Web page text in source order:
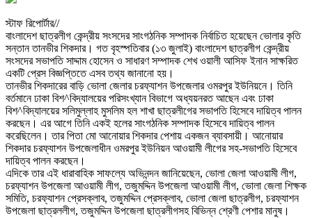
স্টাফ রিপোর্টার//
বাংলাদেশ ছাত্রলীগ কেন্দ্রীয় সংসদের সাংগঠনিক সম্পাদক নির্বাচিত হয়েছেন ভোলার কৃতি
সন্তান তানভীর শিকদার। গত বৃহস্পতিবার (১৩ জুলাই) বাংলাদেশ ছাত্রলীগ কেন্দ্রীয়
সংসদের সভাপতি সাদ্দাম হোসেন ও সাধারণ সম্পাদক শেখ ওয়ালী আসিফ ইনান সাক্ষরিত
একটি প্রেস বিজ্ঞপ্তিতে এসব তথ্য জানানো হয়।
তানভীর শিকদারের বাড়ি ভোলা জেলার চরফ্যাশন উপজেলার ওমরপুর ইউনিয়নে। তিনি
বর্তমানে ঢাকা বিশ^বিদ্যালয়ের পরিসংখ্যান বিভাগে অধ্যয়নরত আছেন এবং ঢাকা
বিশ^বিদ্যালয়ের সলিমুল্লাহ মুসলিম হল শাখা ছাত্রলীগের সভাপতি হিসেবে দায়িত্ব পালন
করছেন। এর আগে তিনি একই হলের সাংগঠনিক সম্পাদক হিসেবে দায়িত্ব পালন
করেছিলেন। তার পিতা মো আনোয়ার শিকদার পেশায় একজন ব্যাবসায়ী। আনোয়ার
শিকদার চরফ্যাশন উপজেলাধীন ওমরপুর ইউনিয়ন আওয়ামী লীগের সহ-সভাপতি হিসেবে
দায়িত্ব পালন করছেন।
এদিকে তার এই ধারাবাহিক সাফল্যে অভিনন্দন জানিয়েছেন, ভোলা জেলা আওয়ামী লীগ,
চরফ্যাশন উপজেলা আওয়ামী লীগ, তজুমদ্দিন উপজেলা আওয়ামী লীগ, ভোলা জেলা শিক্ষক
সমিতি, চরফ্যাশন প্রেসক্লাব, তজুমদ্দিন প্রেসক্লাব, ভোলা জেলা ছাত্রলীগ, চরফ্যাশন
উপজেলা ছাত্রললীগ, তজুমদ্দিন উপজেলা ছাত্রলীগসহ বিভিন্ন শ্রেণী পেশার মানুষ।